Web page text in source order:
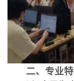
二、专业